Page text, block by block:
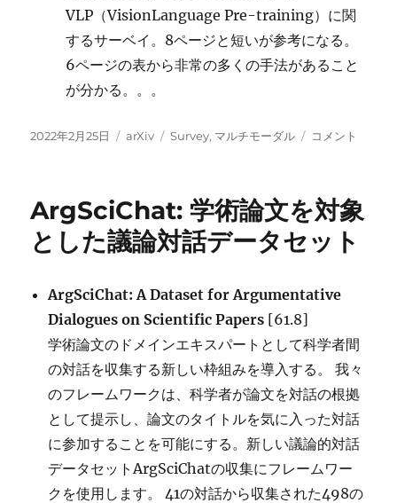
VLP（VisionLanguage Pre-training）に関
するサーベイ。8ページと短いが参考になる。
6ページの表から非常の多くの手法があること
が分かる。。。
投
2022年2月25日
カ
ー
arXiv
タ
Survey, マルチモーダル
Vision-
の
Survey
に
コメント
ArgSciChat: 学術論文を対象
とした議論対話データセット
ArgSciChat: A Dataset for Argumentative
Dialogues on Scientific Papers [61.8]
学術論文のドメインエキスパートとして科学者間
の対話を収集する新しい枠組みを導入する。 我々
のフレームワークは、科学者が論文を対話の根拠
として提示し、論文のタイトルを気に入った対話
に参加することを可能にする。新しい議論的対話
データセットArgSciChatの収集にフレームワー
クを使用します。 41の対話から収集された498の